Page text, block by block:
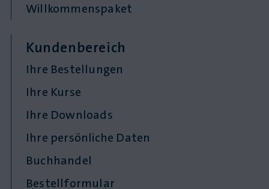
Willkommenspaket
Kundenbereich
Ihre Bestellungen
Ihre Kurse
Ihre Downloads
Ihre persönliche Daten
Buchhandel
Bestellformular